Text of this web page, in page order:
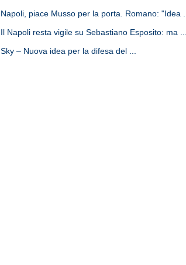
Napoli, piace Musso per la porta. Romano: "Idea ...
Il Napoli resta vigile su Sebastiano Esposito: ma ...
Sky – Nuova idea per la difesa del ...